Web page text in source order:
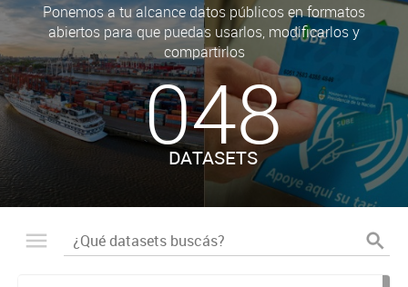
Ponemos a tu alcance datos públicos en formatos
abiertos para que puedas usarlos, modificarlos y
compartirlos
048
DATASETS